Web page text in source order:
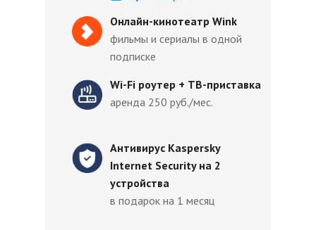
Онлайн-кинотеатр Wink
фильмы и сериалы в одной
подписке
Антивирус Kaspersky
Internet Security на 2
устройства
в подарок на 1 месяц
Wi-Fi роутер + ТВ-приставка
аренда 250 руб./мес.